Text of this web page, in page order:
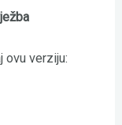
ovu verziju: